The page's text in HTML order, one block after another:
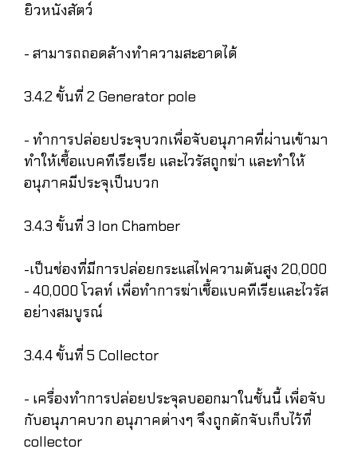
ยิวหนังสัตว์
- สามารถถอดล้างทำความสะอาดได้
3.4.2 ขั้นที่ 2 Generator pole
- ทำการปล่อยประจุบวกเพื่อจับอนุภาคที่ผ่านเข้ามา
ทำให้เชื้อแบคทีเรียเรีย และไวรัสถูกฆ่า และทำให้
อนุภาคมีประจุเป็นบวก
3.4.3 ขั้นที่ 3 lon Chamber
-เป็นช่องที่มีการปล่อยกระแสไฟความตันสูง 20,000
- 40,000 โวลท์ เพื่อทำการฆ่าเชื้อแบคทีเรียและไวรัส
อย่างสมบูรณ์
3.4.4 ขั้นที่ 5 Collector
- เครื่องทำการปล่อยประจุลบออกมาในชั้นนี้ เพื่อจับ
กับอนุภาคบวก อนุภาคต่างๆ จึงถูกดักจับเก็บไว้ที่
collector